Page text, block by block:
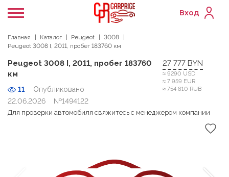
Вход
Главная Каталог Peugeot
3008
Peugeot 3008 I, 2011, пробег 183760 км
Peugeot 3008 I, 2011, пробег 183760
км
11
Опубликовано
22.06.2026
№1494122
27 777 BYN
≈ 9290 USD
≈ 7 959 EUR
≈ 754 810 RUB
Для проверки автомобиля свяжитесь с менеджером компании